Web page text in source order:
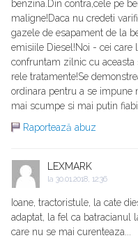
benzina.Din contra,cele pe
maligne!Daca nu credeti
gazele de esapament de la
emisiile Diesel!Noi - cei
confruntam zilnic cu
rele tratamente!Se
ordinara pentru a se
mai scumpe si mai putin
Raportează abuz
LEXMARK
la 30.01.2018, 12:36
Ioane, tractoristule, la cate
adaptat, la fel ca batracianul
care nu se mai curenteaza...